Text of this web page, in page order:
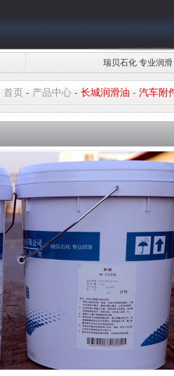
瑞贝石化 专业润滑
瑞贝石化 专业润滑
首页 - 产品中心 - 长城润滑油 - 汽车附